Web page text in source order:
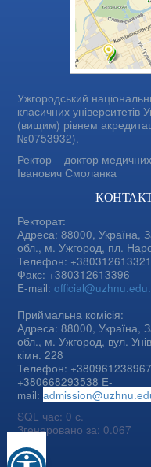
Ужгородський
класичних університетів
(вищим) рівнем
№0753932).
Ректор – доктор
Іванович Смоланка
Ректорат:
Адреса: 88000, Україна,
обл., м. Ужгород, пл.
Телефон: +380312613321
Факс: +380312613396
E-mail:
Приймальна комісія:
Адреса: 88000, Україна,
обл., м. Ужгород, вул.
кімн. 228
Телефон:
+380668293538 E-
mail:
SQL час: 0 с.
Згенеровано за: 0.067